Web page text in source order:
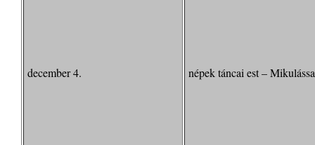
december 4. népek táncai est –